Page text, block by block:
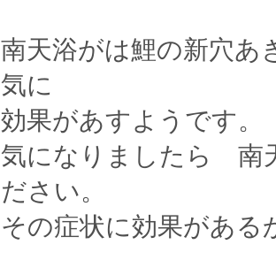
南天浴がは鯉の新穴あ
気に
効果があすようです。
気になりましたら 南
ださい。
その症状に効果がある